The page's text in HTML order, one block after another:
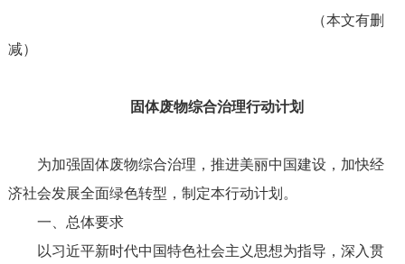
（本文有删
减）
固体废物综合治理行动计划
为加强固体废物综合治理，推进美丽中国建设，加快经
济社会发展全面绿色转型，制定本行动计划。
一、总体要求
以习近平新时代中国特色社会主义思想为指导，深入贯